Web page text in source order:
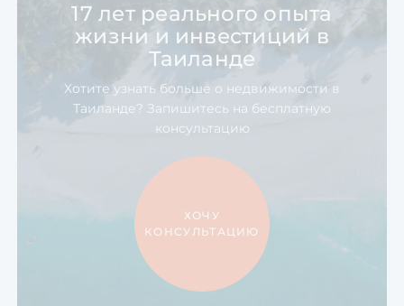
17 лет реального опыта
жизни и инвестиций в
Таиланде
Хотите узнать больше о недвижимости в
Таиланде? Запишитесь на бесплатную
консультацию
ХОЧУ
КОНСУЛЬТАЦИЮ